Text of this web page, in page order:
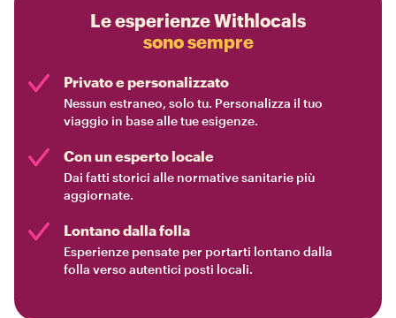
Le esperienze Withlocals
sono sempre
Privato e personalizzato
Nessun estraneo, solo tu. Personalizza il tuo
viaggio in base alle tue esigenze.
Con un esperto locale
Dai fatti storici alle normative sanitarie più
aggiornate.
Lontano dalla folla
Esperienze pensate per portarti lontano dalla
folla verso autentici posti locali.